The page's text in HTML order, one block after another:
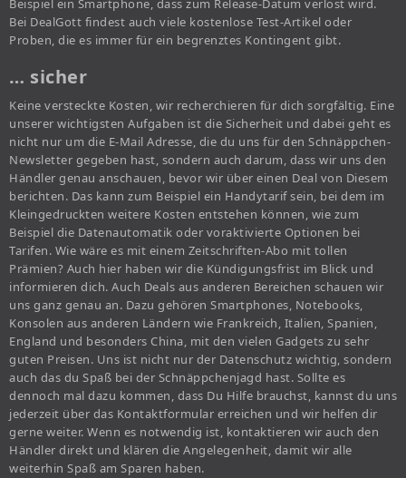
Beispiel ein Smartphone, dass zum Release-Datum verlost wird.
Bei DealGott findest auch viele kostenlose Test-Artikel oder
Proben, die es immer für ein begrenztes Kontingent gibt.
… sicher
Keine versteckte Kosten, wir recherchieren für dich sorgfältig. Eine
unserer wichtigsten Aufgaben ist die Sicherheit und dabei geht es
nicht nur um die E-Mail Adresse, die du uns für den Schnäppchen-
Newsletter gegeben hast, sondern auch darum, dass wir uns den
Händler genau anschauen, bevor wir über einen Deal von Diesem
berichten. Das kann zum Beispiel ein Handytarif sein, bei dem im
Kleingedruckten weitere Kosten entstehen können, wie zum
Beispiel die Datenautomatik oder voraktivierte Optionen bei
Tarifen. Wie wäre es mit einem Zeitschriften-Abo mit tollen
Prämien? Auch hier haben wir die Kündigungsfrist im Blick und
informieren dich. Auch Deals aus anderen Bereichen schauen wir
uns ganz genau an. Dazu gehören Smartphones, Notebooks,
Konsolen aus anderen Ländern wie Frankreich, Italien, Spanien,
England und besonders China, mit den vielen Gadgets zu sehr
guten Preisen. Uns ist nicht nur der Datenschutz wichtig, sondern
auch das du Spaß bei der Schnäppchenjagd hast. Sollte es
dennoch mal dazu kommen, dass Du Hilfe brauchst, kannst du uns
jederzeit über das Kontaktformular erreichen und wir helfen dir
gerne weiter. Wenn es notwendig ist, kontaktieren wir auch den
Händler direkt und klären die Angelegenheit, damit wir alle
weiterhin Spaß am Sparen haben.